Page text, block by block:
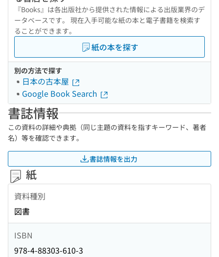
『Books』は各出版社から提供された情報による出版業界のデ
ータベースです。 現在入手可能な紙の本と電子書籍を検索す
ることができます。
紙の本を探す
別の方法で探す
日本の古本屋
Google Book Search
書誌情報
この資料の詳細や典拠（同じ主題の資料を指すキーワード、著者
名）等を確認できます。
書誌情報を出力
紙
資料種別
図書
ISBN
978-4-88303-610-3